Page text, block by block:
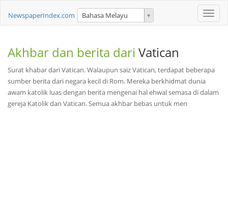
Toggle
NewspaperIndex.com Bahasa Melayu
Akhbar dan berita dari Vatican
Surat khabar dari Vatican. Walaupun saiz Vatican, terdapat beberapa
sumber berita dari negara kecil di Rom. Mereka berkhidmat dunia
awam katolik luas dengan berita mengenai hal ehwal semasa di dalam
gereja Katolik dan Vatican. Semua akhbar bebas untuk men